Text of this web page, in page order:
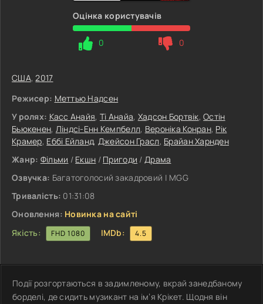
Оцінка користувачів
0 0
США,2017
Режисер: Меттью Надсен
У ролях: Касс Анайя, Ті Анайа, Хадсон Бортвік,Остін
Бьюкенен, Ліндсі-Енн Кемпбелл, Вероніка Конран, Рік
Крамер, Еббі Ейланд, Джейсон Грасл, Брайан Харнден
Жанр: Фільми / Екшн / Пригоди / Драма
Озвучка: Багатоголосий закадровий | MGG
Тривалість: 01:31:08
Оновлення: Новинка на сайті
Якість:
FHD 1080 IMDb: 4.5
Події розгортаються в задимленому, вкрай занедбаному
борделі, де сидить музикант на ім’я Крікет. Щодня він